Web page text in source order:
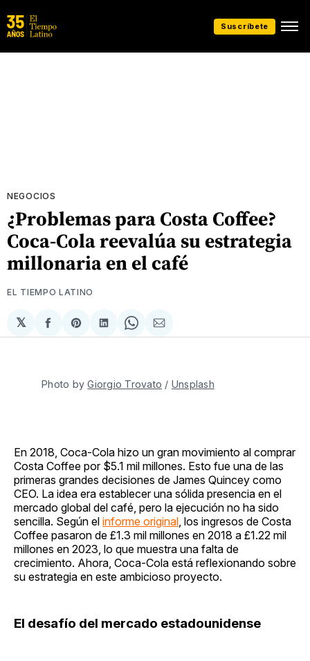
Suscríbete
NEGOCIOS
¿Problemas para Costa Coffee?
Coca-Cola reevalúa su estrategia
millonaria en el café
EL TIEMPO LATINO
𝕏
Compartir
en
Share
on
Compartir
en
Share
on
Compartir
via
Photo by Giorgio Trovato / Unsplash
En 2018, Coca-Cola hizo un gran movimiento al comprar
Costa Coffee por $5.1 mil millones. Esto fue una de las
primeras grandes decisiones de James Quincey como
CEO. La idea era establecer una sólida presencia en el
mercado global del café, pero la ejecución no ha sido
sencilla. Según el informe original , los ingresos de Costa
Coffee pasaron de £1.3 mil millones en 2018 a £1.22 mil
millones en 2023, lo que muestra una falta de
crecimiento. Ahora, Coca-Cola está reflexionando sobre
su estrategia en este ambicioso proyecto.
El desafío del mercado estadounidense